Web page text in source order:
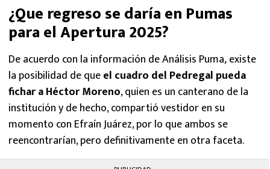
¿Que regreso se daría en Pumas
para el Apertura 2025?
De acuerdo con la información de Análisis Puma,existe
la posibilidad de queel cuadro del Pedregal pueda
fichar a Héctor Moreno, quien es un canterano de la
institución y de hecho, compartió vestidor en su
momento con Efraín Juárez, por lo que ambos se
reencontrarían, pero definitivamente en otra faceta.